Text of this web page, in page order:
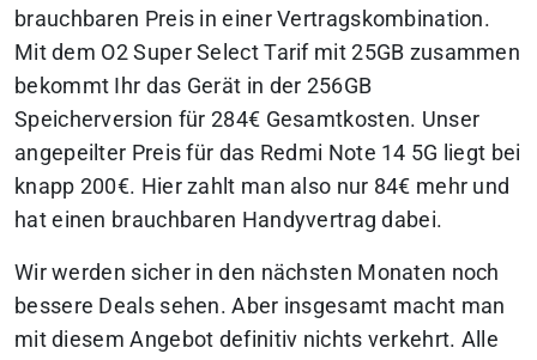
brauchbaren Preis in einer Vertragskombination.
Mit dem O2 Super Select Tarif mit 25GB zusammen
bekommt Ihr das Gerät in der 256GB
Speicherversion für 284€ Gesamtkosten. Unser
angepeilter Preis für das Redmi Note 14 5G liegt bei
knapp 200€. Hier zahlt man also nur 84€ mehr und
hat einen brauchbaren Handyvertrag dabei.
Wir werden sicher in den nächsten Monaten noch
bessere Deals sehen. Aber insgesamt macht man
mit diesem Angebot definitiv nichts verkehrt. Alle